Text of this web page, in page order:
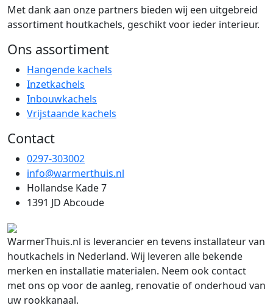
Met dank aan onze partners bieden wij een uitgebreid
assortiment houtkachels, geschikt voor ieder interieur.
Ons assortiment
Hangende kachels
Inzetkachels
Inbouwkachels
Vrijstaande kachels
Contact
0297-303002
info@warmerthuis.nl
Hollandse Kade 7
1391 JD Abcoude
WarmerThuis.nl is leverancier en tevens installateur van
houtkachels in Nederland. Wij leveren alle bekende
merken en installatie materialen. Neem ook contact
met ons op voor de aanleg, renovatie of onderhoud van
uw rookkanaal.